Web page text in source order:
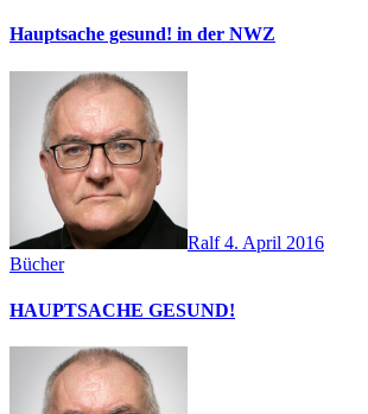
Hauptsache gesund! in der NWZ
Ralf4. April 2016
Bücher
HAUPTSACHE GESUND!